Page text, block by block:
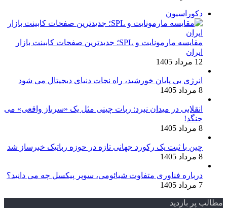
دکوراسیون
مقایسه مارمونایت و SPL؛ جدیدترین صفحات کابینت بازار
ایران
12 مرداد 1405
انرژی بی‌ پایان خورشید، راه نجات دنیای دیجیتال می شود
8 مرداد 1405
انقلابی در میدان نبرد: ربات چینی مثل یک «سرباز واقعی» می‌
جنگد!
8 مرداد 1405
چین با ثبت یک رکورد جهانی تازه در حوزه رباتیک خبرساز شد
8 مرداد 1405
درباره فناوری متفاوت شیائومی، سوپر پیکسل چه می دانید؟
7 مرداد 1405
مطالب پر بازدید